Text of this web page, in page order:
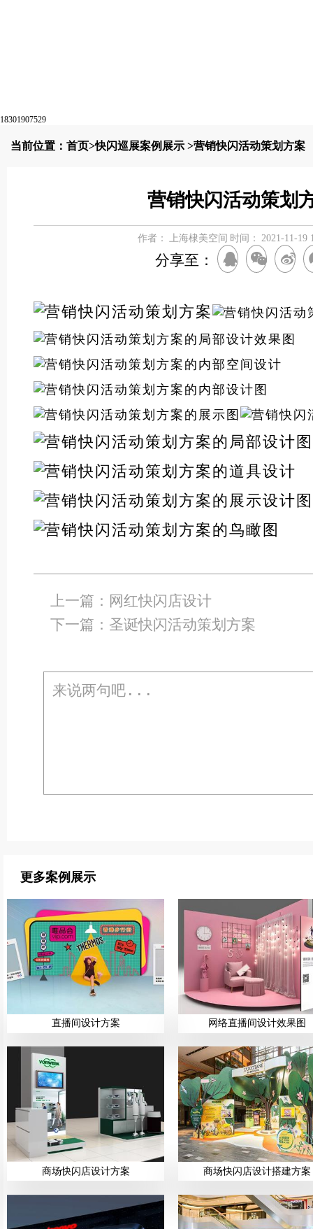
18301907529
当前位置： 首页>快闪巡展案例展示>营销快闪活动策划方案
营销快闪活动策划
作者： 上海棣美空间 时间： 2021-11-19
分享至：
上一篇： 网红快闪店设计
下一篇： 圣诞快闪活动策划方案
更多案例展示
直播间设计方案 网络直播间设计效果图
商场快闪店设计方案 商场快闪店设计搭建方案